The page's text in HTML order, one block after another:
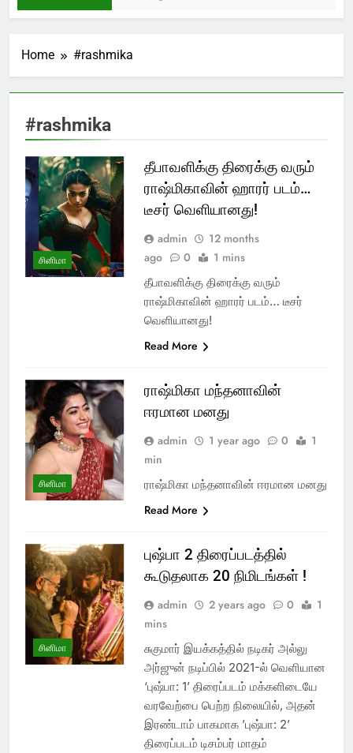
Home #rashmika
#rashmika
சினிமா
தீபாவளிக்கு திரைக்கு வரும்
ராஷ்மிகாவின் ஹாரர் படம்…
டீசர் வெளியானது!
admin
12 months
ago
0 1 mins
தீபாவளிக்கு திரைக்கு வரும்
ராஷ்மிகாவின் ஹாரர் படம்… டீசர்
வெளியானது!
Read More
சினிமா
ராஷ்மிகா மந்தனாவின்
ஈரமான மனது
admin 1 year ago 0
1
min
ராஷ்மிகா மந்தனாவின் ஈரமான மனது
Read More
சினிமா
புஷ்பா 2 திரைப்படத்தில்
கூடுதலாக 20 நிமிடங்கள் !
admin 2 years ago 0
1
mins
சுகுமார் இயக்கத்தில் நடிகர் அல்லு
அர்ஜுன் நடிப்பில் 2021-ல் வெளியான
‘புஷ்பா: 1’ திரைப்படம் மக்களிடையே
வரவேற்பை பெற்ற நிலையில், அதன்
இரண்டாம் பாகமாக ’புஷ்பா: 2’
திரைப்படம் டிசம்பர் மாதம்